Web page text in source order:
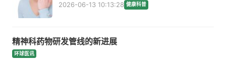
2026-06-13 10:13:28 健康科普
精神科药物研发管线的新进展
环球医讯